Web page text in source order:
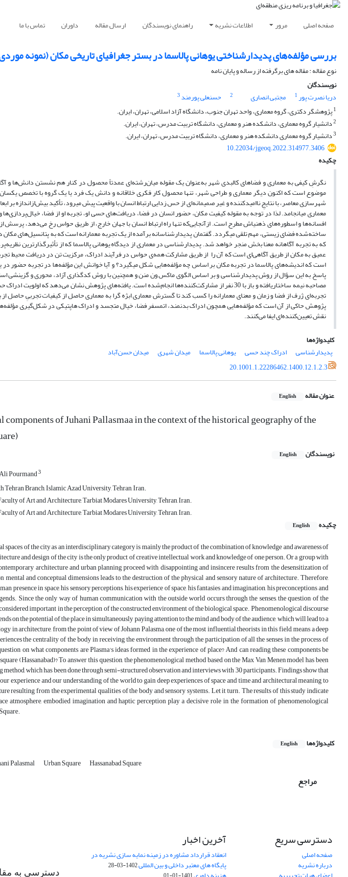
صفحه اصلی مرور اطلاعات نشریه راهنمای نویسندگان ارسال مقاله داوران تماس با ما
بررسی مؤلفه‌های پدیدارشناختی یوهانی پالاسما در بستر جغرافیای تاریخی مکان (نمونه
نوع مقاله : مقاله های برگرفته از رساله و پایان نامه
نویسندگان
دریا نصرت پور1 مجتبی انصاری 2 حسنعلی پورمند 3
1پژوهشگر دکتری، گروه معماری، واحد تهران جنوب، دانشگاه آزاد اسلامی، تهران، ایران.
2دانشیار گروه معماری، دانشکده هنر و معماری، دانشگاه تربیت مدرس، تهران، ایران.
3دانشیار گروه معماری دانشکده هنر و معماری، دانشگاه تربیت مدرس، تهران، ایران.
10.22034/jgeoq.2022.314977.3406
چکیده
نگرشِ کیفی به معماری و فضاهای کالبدی شهر به‌عنوان یک مقوله میان‌رشته‌ای عمدتاً محصول در کنار هم نشستن دانش‌ها و
موضوع است که اکنون دیگر معماری و طراحی شهر، تنها محصول کار فکری خلاقانه و دانش یک فرد یا یک گروه با تخصص
شهرسازی معاصر، با نتایجِ ناامیدکننده و غیر صمیمانه‌ای از حس زدایی ارتباط انسان با واقعیت پیش می­رود، تأکید بیش‌ازاندازه
معماری می­انجامد. لذا در توجه به مقوله کیفیت مکان، حضور انسان در فضا، دریافت‌های حسی او، تجربه او از فضا،
افسانه‌ها و اسطوره‌های ذهنی­اش مطرح است. ازآنجایی‌که تنها راه ارتباط انسان با جهان خارج، از طریق حواس رخ می‌دهد،
ساخته‌شده فضای زیستی، مهم تلقی می­گردد. گفتمان پدیدارشناسانه برآمده از یک تجربه معمارانه است که به پتانسیل‌های
که به تجربه آگاهانه معنا بخش منجر خواهد شد. پدیدارشناسی در معماری از دیدگاه یوهانی پالاسما که از تأثیرگذارترین
عمیق به مکان از طریق آگاهی‌ای است که آن را از طریق مشارکت همه‌ی حواس در فرآیند ادراک، مرکزیت تن در دریافت محیط
است که اندیشه‌های پالاسما در تجربه مکان بر اساس چه مؤلفه‌هایی شکل می­گیرد؟ و آیا خوانش این مؤلفه‌ها در تجربه حضور
پاسخ به این سؤال از روش پدیدارشناسی و بر اساس الگوی ماکس ون منن و همچنین با روش کدگذاری آزاد، محوری و گزینشی
مصاحبه نیمه ساختاریافته و باز با 30 نفر از مشارکت‌کننده‌ها انجام‌شده است. یافته‌های پژوهش نشان می‌دهد که
تجربه‌ای ژرف از فضا و زمان و معنای معمارانه را کسب کند تا گسترش معماری ابژه گرا به معماری حاصل از کیفیات تجربیِ
پژوهش حاکی از آن است کهمؤلفه‌هایی همچون ادراک بدنمند، اتمسفر فضا، خیال متجسد و ادراک هاپتیکی در شکل‌گیری
نقش تعیین‌کننده‌ای ایفا می‌کنند.
کلیدواژه‌ها
پدیدارشناسی
ادراک چند حسی یوهانی پالاسما میدان شهری
میدان حسن‌آباد
20.1001.1.22286462.1400.12.1.2.3
عنوان مقاله English
of Juhani Pallasmaa in the context of the historical geography of the
نویسندگان English
Pourmand3
Branch, Islamic Azad University, Tehran, Iran.
of Art and Architecture, Tarbiat Modares University, Tehran, Iran.
of Art and Architecture, Tarbiat Modares University, Tehran, Iran.
چکیده
English
of the city as an interdisciplinary category is mainly the product of the combination of knowledge and awareness of
and design of the city is the only product of creative intellectual work and knowledge of one person. Or a group with
architecture and urban planning proceed with disappointing and insincere results from the desensitization of
and conceptual dimensions leads to the destruction of the physical and sensory nature of architecture. Therefore,
presence in space, his sensory perceptions, his experience of space, his fantasies and imagination, his preconceptions and
Since the only way of human communication with the outside world occurs through the senses, the question of the
important in the perception of the constructed environment of the biological space. Phenomenological discourse
on the potential of the place in simultaneously paying attention to the mind and body of the audience, which will lead to a
in architecture, from the point of view of Johann Palasma, one of the most influential theorists in this field, means a deep
the centrality of the body in receiving the environment through the participation of all the senses in the process of
on what components are Plasma's ideas formed in the experience of place? And can reading these components be
(Hassanabad)? To answer this question, the phenomenological method based on the Max Van Menen model has been
method, which has been done through semi-structured observation and interviews with 30 participants. Findings show that
experience and our understanding of the world to gain deep experiences of space and time and architectural meaning to
resulting from the experimental qualities of the body and sensory systems. ‌Let it turn. The results of this study indicate
atmosphere, embodied imagination and haptic perception play a decisive role in the formation of phenomenological
کلیدواژه‌ها English
Palasmal Urban Square Hassanabad Square
مراجع
دسترسی سریع
صفحه اصلی
درباره نشریه
آخرین اخبار
انعقاد قرارداد مشاوره در زمینه نمایه سازی نشریه در
پایگاه های معتبر داخلی و بین المللی1402-03-28
دسترسی به